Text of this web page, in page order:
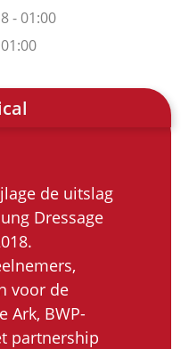
- 01:00
de uitslag
Dressage
voor de
Ark, BWP-
partnership